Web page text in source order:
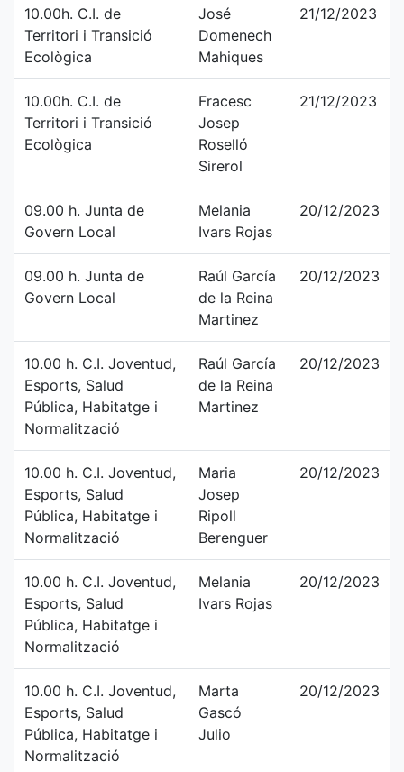
10.00h. C.I. de
Territori i Transició
Ecològica
José
Domenech
Mahiques
21/12/2023
10.00h. C.I. de
Territori i Transició
Ecològica
Fracesc
Josep
Roselló
Sirerol
21/12/2023
09.00 h. Junta de
Govern Local
Melania
Ivars Rojas
20/12/2023
09.00 h. Junta de
Govern Local
Raúl García
de la Reina
Martinez
20/12/2023
10.00 h. C.I. Joventud,
Esports, Salud
Pública, Habitatge i
Normalització
Raúl García
de la Reina
Martinez
20/12/2023
10.00 h. C.I. Joventud,
Esports, Salud
Pública, Habitatge i
Normalització
Maria
Josep
Ripoll
Berenguer
20/12/2023
10.00 h. C.I. Joventud,
Esports, Salud
Pública, Habitatge i
Normalització
Melania
Ivars Rojas
20/12/2023
10.00 h. C.I. Joventud,
Esports, Salud
Pública, Habitatge i
Normalització
Marta
Gascó
Julio
20/12/2023